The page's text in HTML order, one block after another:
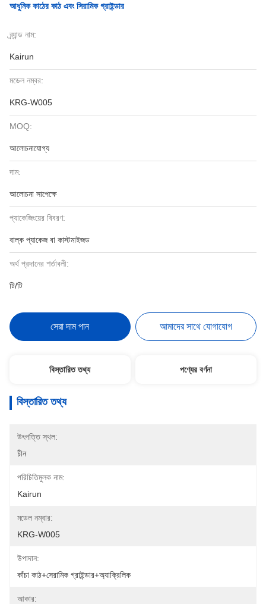
আধুনিক কাঠের কাঠ এবং সিরামিক গ্রাইন্ডার
ব্র্যান্ড নাম:
Kairun
মডেল নম্বর:
KRG-W005
MOQ:
আলোচনাযোগ্য
দাম:
আলোচনা সাপেক্ষে
প্যাকেজিংয়ের বিবরণ:
বাল্ক প্যাকেজ বা কাস্টমাইজড
অর্থ প্রদানের শর্তাবলী:
টি/টি
সেরা দাম পান আমাদের সাথে যোগাযোগ
বিস্তারিত তথ্য পণ্যের বর্ণনা
বিস্তারিত তথ্য
উৎপত্তি স্থল:
চীন
পরিচিতিমুলক নাম:
Kairun
মডেল নম্বার:
KRG-W005
উপাদান:
কাঁচা কাঠ+সেরামিক গ্রাইন্ডার+অ্যাক্রিলিক
আকার: